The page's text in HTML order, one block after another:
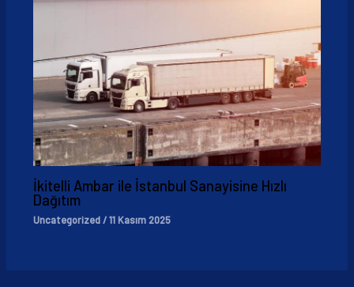
İkitelli Ambar ile İstanbul Sanayisine Hızlı
Dağıtım
Uncategorized/11 Kasım 2025